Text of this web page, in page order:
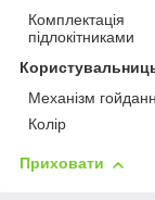
Комплектація
підлокітниками
Механізм
Колір
Приховати